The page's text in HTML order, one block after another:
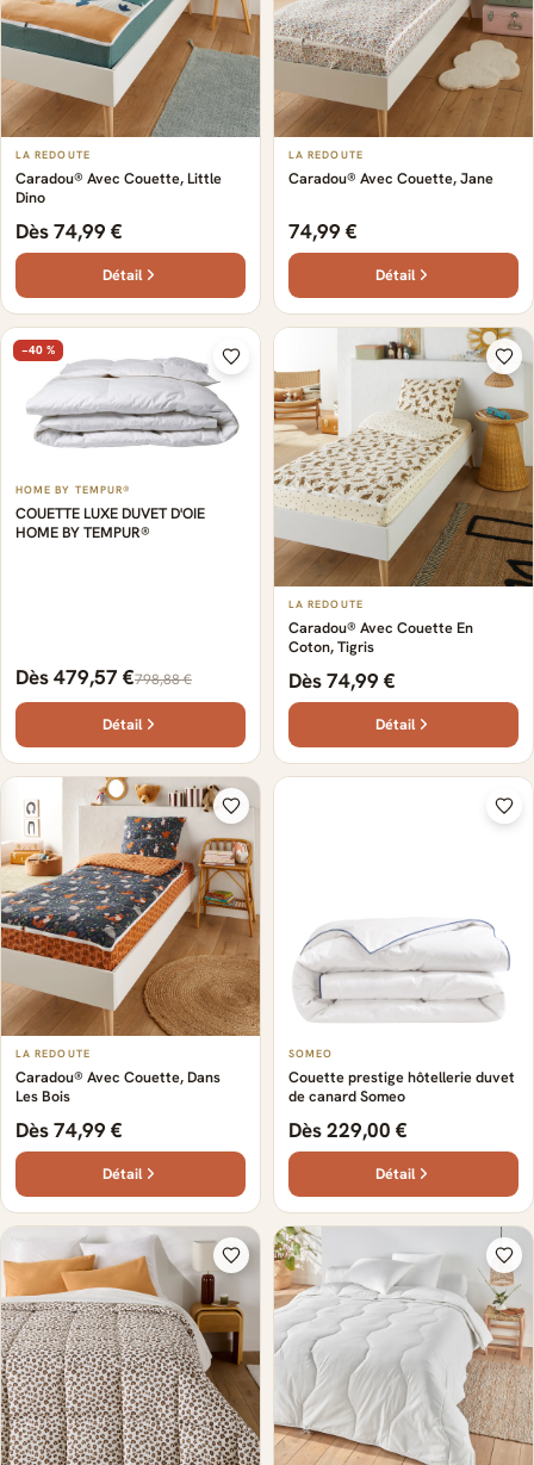
LA REDOUTE
Caradou® Avec Couette, Little
Dino
Dès 74,99 €
Détail
LA REDOUTE
Caradou® Avec Couette, Jane
74,99 €
Détail
−40 %
HOME BY TEMPUR®
COUETTE LUXE DUVET D'OIE
HOME BY TEMPUR®
Dès 479,57 €798,88 €
Détail
LA REDOUTE
Caradou® Avec Couette En
Coton, Tigris
Dès 74,99 €
Détail
LA REDOUTE
Caradou® Avec Couette, Dans
Les Bois
Dès 74,99 €
Détail
SOMEO
Couette prestige hôtellerie duvet
de canard Someo
Dès 229,00 €
Détail